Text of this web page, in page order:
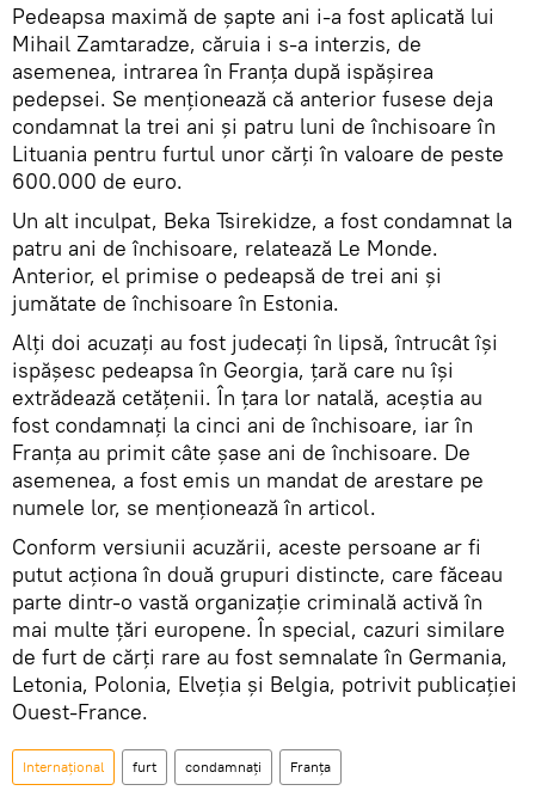
Pedeapsa maximă de șapte ani i-a fost aplicată lui
Mihail Zamtaradze, căruia i s-a interzis, de
asemenea, intrarea în Franța după ispășirea
pedepsei. Se menționează că anterior fusese deja
condamnat la trei ani și patru luni de închisoare în
Lituania pentru furtul unor cărți în valoare de peste
600.000 de euro.
Un alt inculpat, Beka Tsirekidze, a fost condamnat la
patru ani de închisoare, relatează Le Monde.
Anterior, el primise o pedeapsă de trei ani și
jumătate de închisoare în Estonia.
Alți doi acuzați au fost judecați în lipsă, întrucât își
ispășesc pedeapsa în Georgia, țară care nu își
extrădează cetățenii. În țara lor natală, aceștia au
fost condamnați la cinci ani de închisoare, iar în
Franța au primit câte șase ani de închisoare. De
asemenea, a fost emis un mandat de arestare pe
numele lor, se menționează în articol.
Conform versiunii acuzării, aceste persoane ar fi
putut acționa în două grupuri distincte, care făceau
parte dintr-o vastă organizație criminală activă în
mai multe țări europene. În special, cazuri similare
de furt de cărți rare au fost semnalate în Germania,
Letonia, Polonia, Elveția și Belgia, potrivit publicației
Ouest-France.
Internațional furt condamnați Franța